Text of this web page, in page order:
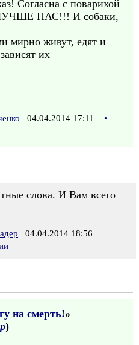
Согласна с поварихой
НАС!!! И собаки,
мирно живут, едят и
их
04.04.2014 17:11
•
слова. И Вам всего
04.04.2014 18:56
на смерть!»
)